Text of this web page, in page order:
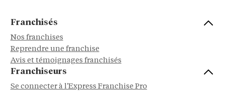
Franchisés
Nos franchises
Reprendre une franchise
Avis et témoignages franchisés
Franchiseurs
Se connecter à l'Express Franchise Pro